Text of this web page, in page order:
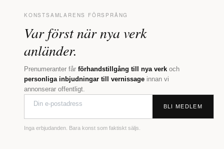
KONSTSAMLARENS FÖRSPRÅNG
Var först när nya verk
anländer.
Prenumeranter får förhandstillgång till nya verk och
personliga inbjudningar till vernissage innan vi
annonserar offentligt.
BLI MEDLEM
Inga erbjudanden. Bara konst som faktiskt säljs.